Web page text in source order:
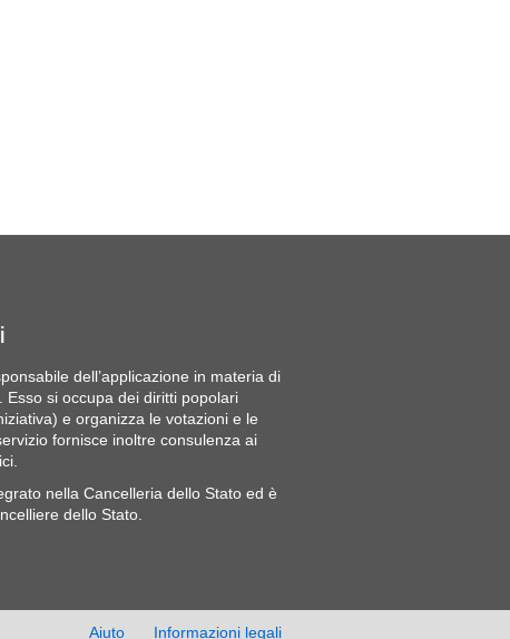
dell’applicazione in materia di
Esso si occupa dei diritti popolari
e organizza le votazioni e le
fornisce inoltre consulenza ai
nella Cancelleria dello Stato ed è
dello Stato.
Aiuto Informazioni legali